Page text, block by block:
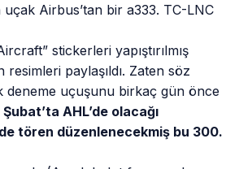
Airbus’tan bir a333. TC-LNC
stickerleri yapıştırılmış
paylaşıldı. Zaten söz
deneme uçuşunu birkaç gün önce
AHL’de olacağı
tören düzenlenecekmiş bu 300.